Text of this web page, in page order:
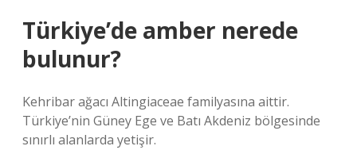
Türkiye’de amber nerede
bulunur?
Kehribar ağacı Altingiaceae familyasına aittir.
Türkiye’nin Güney Ege ve Batı Akdeniz bölgesinde
sınırlı alanlarda yetişir.